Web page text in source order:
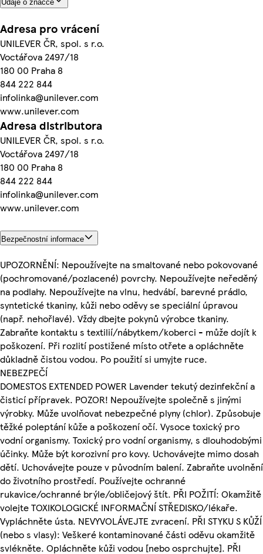
Údaje o značce
Adresa pro vrácení
UNILEVER ČR, spol. s r.o.
Voctářova 2497/18
180 00 Praha 8
844 222 844
infolinka@unilever.com
www.unilever.com
Adresa distributora
UNILEVER ČR, spol. s r.o.
Voctářova 2497/18
180 00 Praha 8
844 222 844
infolinka@unilever.com
www.unilever.com
Bezpečnostní informace
UPOZORNĚNÍ: Nepoužívejte na smaltované nebo pokovované
(pochromované/pozlacené) povrchy. Nepoužívejte neředěný
na podlahy. Nepoužívejte na vlnu, hedvábí, barevné prádlo,
syntetické tkaniny, kůži nebo oděvy se speciální úpravou
(např. nehořlavé). Vždy dbejte pokynů výrobce tkaniny.
Zabraňte kontaktu s textilií/nábytkem/koberci - může dojít k
poškození. Při rozlití postižené místo otřete a opláchněte
důkladně čistou vodou. Po použití si umyjte ruce.
NEBEZPEČÍ
DOMESTOS EXTENDED POWER Lavender tekutý dezinfekční a
čisticí přípravek. POZOR! Nepoužívejte společně s jinými
výrobky. Může uvolňovat nebezpečné plyny (chlor). Způsobuje
těžké poleptání kůže a poškození očí. Vysoce toxický pro
vodní organismy. Toxický pro vodní organismy, s dlouhodobými
účinky. Může být korozivní pro kovy. Uchovávejte mimo dosah
dětí. Uchovávejte pouze v původním balení. Zabraňte uvolnění
do životního prostředí. Používejte ochranné
rukavice/ochranné brýle/obličejový štít. PŘI POŽITÍ: Okamžitě
volejte TOXIKOLOGICKÉ INFORMAČNÍ STŘEDISKO/lékaře.
Vypláchněte ústa. NEVYVOLÁVEJTE zvracení. PŘI STYKU S KŮŽÍ
(nebo s vlasy): Veškeré kontaminované části oděvu okamžitě
svlékněte. Opláchněte kůži vodou [nebo osprchujte]. PŘI